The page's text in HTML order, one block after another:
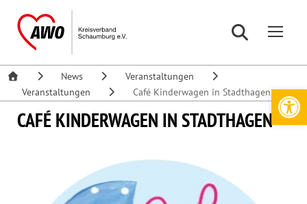
News
Veranstaltungen
Veranstaltungen
Café Kinderwagen in Stadthagen
CAFÉ KINDERWAGEN IN STADTHAGEN
Werkzeugleiste öffnen